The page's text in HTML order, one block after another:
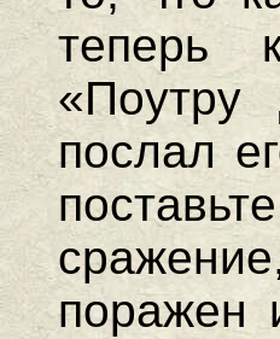
теперь
послал
поражен